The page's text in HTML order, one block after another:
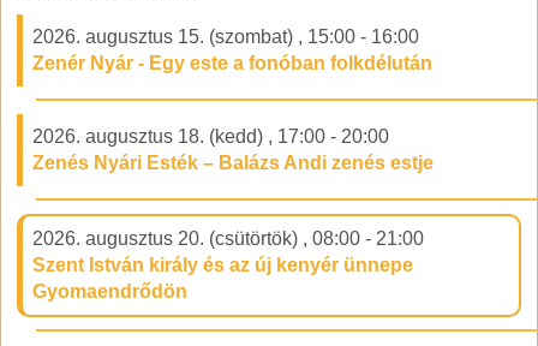
2026. augusztus 15. (szombat) , 15:00 - 16:00
Zenér Nyár - Egy este a fonóban folkdélután
2026. augusztus 18. (kedd) , 17:00 - 20:00
Zenés Nyári Esték – Balázs Andi zenés estje
2026. augusztus 20. (csütörtök) , 08:00 - 21:00
Szent István király és az új kenyér ünnepe
Gyomaendrődön